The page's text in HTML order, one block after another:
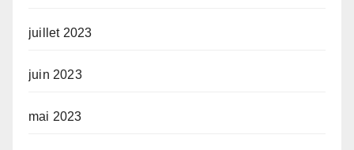
juillet 2023
juin 2023
mai 2023